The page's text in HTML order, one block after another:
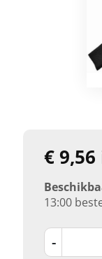
€ 9,56
13:00
-